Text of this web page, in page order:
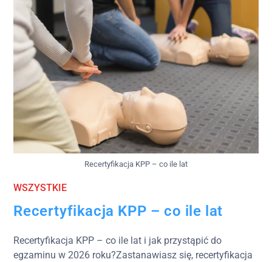
Recertyfikacja KPP – co ile lat
WSZYSTKIE
Recertyfikacja KPP – co ile lat
Recertyfikacja KPP – co ile lat i jak przystąpić do
egzaminu w 2026 roku?Zastanawiasz się, recertyfikacja